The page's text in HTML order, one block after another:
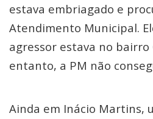
estava embriagado e
Atendimento Municipal.
agressor estava no bairro
entanto, a PM não
Ainda em Inácio Martins,